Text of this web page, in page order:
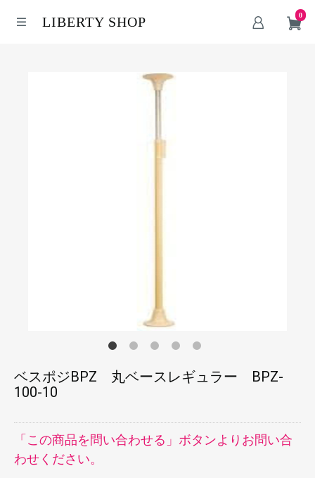
LIBERTY SHOP 0
ベスポジBPZ 丸ベースレギュラー BPZ-
100-10
「この商品を問い合わせる」ボタンよりお問い合
わせください。